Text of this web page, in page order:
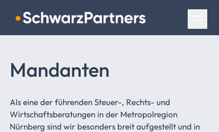
Navigation überspringen
Mandanten
Als eine der führenden Steuer-, Rechts- und
Wirtschaftsberatungen in der Metropolregion
Nürnberg sind wir besonders breit aufgestellt und in